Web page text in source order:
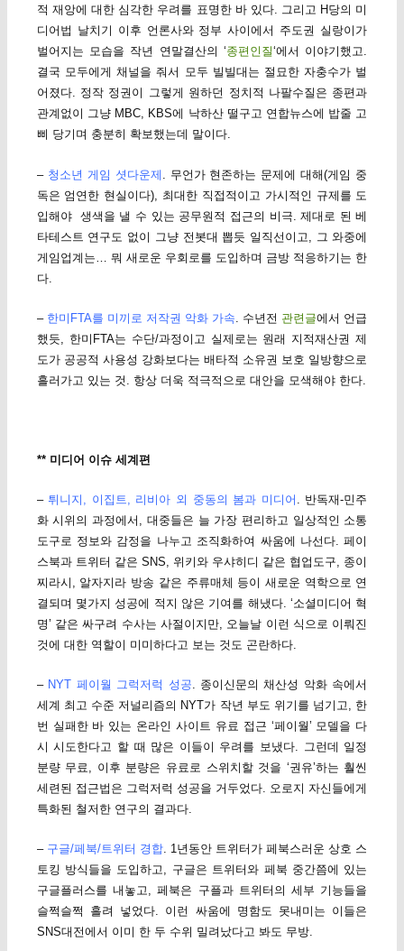
적 재앙에 대한 심각한 우려를 표명한 바 있다. 그리고 H당의 미
디어법 날치기 이후 언론사와 정부 사이에서 주도권 실랑이가
벌어지는 모습을 작년 연말결산의 ‘종편인질‘에서 이야기했고.
결국 모두에게 채널을 줘서 모두 빌빌대는 절묘한 자충수가 벌
어졌다. 정작 정권이 그렇게 원하던 정치적 나팔수질은 종편과
관계없이 그냥 MBC, KBS에 낙하산 떨구고 연합뉴스에 밥줄 고
삐 당기며 충분히 확보했는데 말이다.
– 청소년 게임 셧다운제
. 무언가 현존하는 문제에 대해(게임 중
독은 엄연한 현실이다), 최대한 직접적이고 가시적인 규제를 도
입해야 생색을 낼 수 있는 공무원적 접근의 비극. 제대로 된 베
타테스트 연구도 없이 그냥 전봇대 뽑듯 일직선이고, 그 와중에
게임업계는… 뭐 새로운 우회로를 도입하며 금방 적응하기는 한
다.
– 한미FTA를 미끼로 저작권 악화 가속 . 수년전 관련글에서 언급
했듯, 한미FTA는 수단/과정이고 실제로는 원래 지적재산권 제
도가 공공적 사용성 강화보다는 배타적 소유권 보호 일방향으로
흘러가고 있는 것. 항상 더욱 적극적으로 대안을 모색해야 한다.
** 미디어 이슈 세계편
– 튀니지, 이집트, 리비아 외 중동의 봄과 미디어 . 반독재-민주
화 시위의 과정에서, 대중들은 늘 가장 편리하고 일상적인 소통
도구로 정보와 감정을 나누고 조직화하여 싸움에 나선다. 페이
스북과 트위터 같은 SNS, 위키와 우샤히디 같은 협업도구, 종이
찌라시, 알자지라 방송 같은 주류매체 등이 새로운 역학으로 연
결되며 몇가지 성공에 적지 않은 기여를 해냈다. ‘소셜미디어 혁
명’ 같은 싸구려 수사는 사절이지만, 오늘날 이런 식으로 이뤄진
것에 대한 역할이 미미하다고 보는 것도 곤란하다.
– NYT 페이월 그럭저럭 성공. 종이신문의 채산성 악화 속에서
세계 최고 수준 저널리즘의 NYT가 작년 부도 위기를 넘기고, 한
번 실패한 바 있는 온라인 사이트 유료 접근 ‘페이월’ 모델을 다
시 시도한다고 할 때 많은 이들이 우려를 보냈다. 그런데 일정
분량 무료, 이후 분량은 유료로 스위치할 것을 ‘권유’하는 훨씬
세련된 접근법은 그럭저럭 성공을 거두었다. 오로지 자신들에게
특화된 철저한 연구의 결과다.
– 구글/페북/트위터 경합. 1년동안 트위터가 페북스러운 상호 스
토킹 방식들을 도입하고, 구글은 트위터와 페북 중간쯤에 있는
구글플러스를 내놓고, 페북은 구플과 트위터의 세부 기능들을
슬쩍슬쩍 흘려 넣었다. 이런 싸움에 명함도 못내미는 이들은
SNS대전에서 이미 한 두 수위 밀려났다고 봐도 무방.